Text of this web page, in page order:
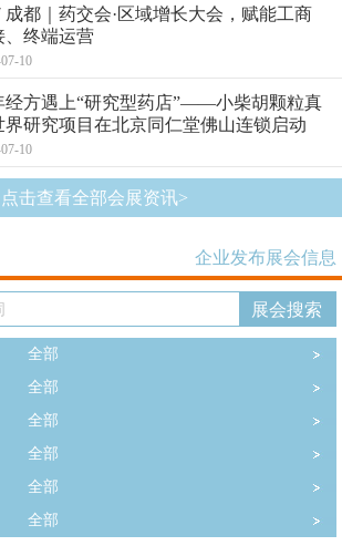
成都｜药交会·区域增长大会，赋能工商
、终端运营
10
经方遇上“研究型药店”——小柴胡颗粒真
界研究项目在北京同仁堂佛山连锁启动
10
点击查看全部会展资讯>
企业发布展会信息
全部
全部
全部
全部
全部
全部